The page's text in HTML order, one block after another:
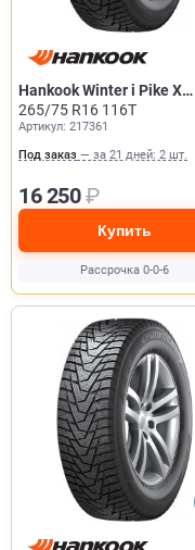
Hankook Winter i Pike X
W429A
265/75 R16 116T
Артикул: 217361
Под заказ — за 21 дней: 2 шт.
16 250₽
Купить
Рассрочка 0-0-6